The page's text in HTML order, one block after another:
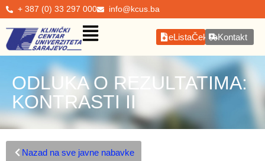
+ 387 (0) 33 297 000 info@kcus.ba
eListaČekanjaKontakt
ODLUKA O REZULTATIMA:
KONTRASTI II
Nazad na sve javne nabavke